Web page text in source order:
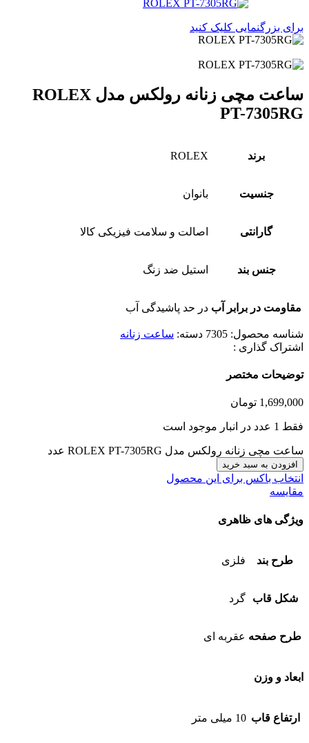
برای بزرگنمایی کلیک کنید
ساعت مچی زنانه رولکس مدل ROLEX
PT-7305RG
برند ROLEX
جنسیت بانوان
گارانتی اصالت و سلامت فیزیکی کالا
جنس بند استیل ضد زنگ
مقاومت در برابر آب در حد پاشیدگی آب
شناسه محصول: 7305 دسته: ساعت زنانه
اشتراک گذاری :
توضیحات مختصر
1,699,000 تومان
فقط 1 عدد در انبار موجود است
ساعت مچی زنانه رولکس مدل ROLEX PT-7305RG عدد
افزودن به سبد خرید
انتخاب باکس برای این محصول
مقایسه
ویژگی های ظاهری
طرح بند فلزی
شکل قاب گرد
طرح صفحه عقربه ای
ابعاد و وزن
ارتفاع قاب 10 میلی متر